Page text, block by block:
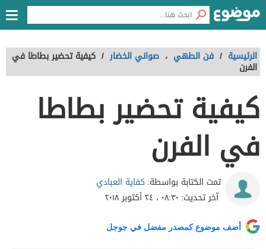
الرئيسية / فن الطهي ، صواني الخضار / كيفية تحضير بطاطا في
الفرن
كيفية تحضير بطاطا
في الفرن
تمت الكتابة بواسطة: كفاية العبادي
آخر تحديث: ٠٨:٣٠ ، ٢٤ أكتوبر ٢٠١٨
أضف موضوع كمصدر مفضل في جوجل